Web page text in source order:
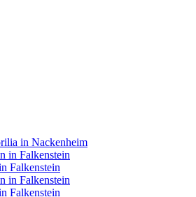
in Nackenheim
in Falkenstein
Falkenstein
in Falkenstein
Falkenstein